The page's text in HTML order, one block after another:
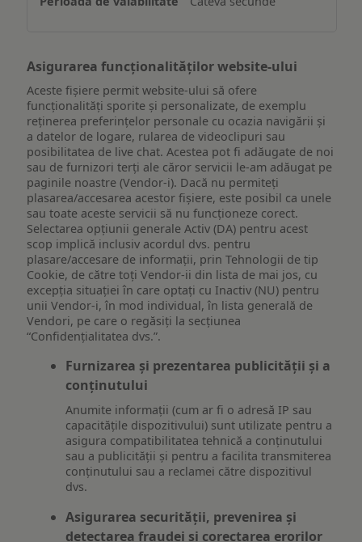
dispozitiv
Asigurarea funcționalităților website-ului
Aceste fișiere permit website-ului să ofere
funcționalități sporite și personalizate, de exemplu
reţinerea preferinţelor personale cu ocazia navigării și
a datelor de logare, rularea de videoclipuri sau
posibilitatea de live chat. Acestea pot fi adăugate de noi
sau de furnizori terți ale căror servicii le-am adăugat pe
paginile noastre (Vendor-i). Dacă nu permiteți
plasarea/accesarea acestor fișiere, este posibil ca unele
sau toate aceste servicii să nu funcționeze corect.
Selectarea opțiunii generale Activ (DA) pentru acest
scop implică inclusiv acordul dvs. pentru
plasare/accesare de informații, prin Tehnologii de tip
Cookie, de către toți Vendor-ii din lista de mai jos, cu
excepția situației în care optați cu Inactiv (NU) pentru
unii Vendor-i, în mod individual, în lista generală de
Vendori, pe care o regăsiți la secțiunea
“Confidențialitatea dvs.”.
Furnizarea și prezentarea publicității și a
conținutului
Anumite informații (cum ar fi o adresă IP sau
capacitățile dispozitivului) sunt utilizate pentru a
asigura compatibilitatea tehnică a conținutului
sau a publicității și pentru a facilita transmiterea
conținutului sau a reclamei către dispozitivul
dvs.
Asigurarea securității, prevenirea și
detectarea fraudei și corectarea erorilor